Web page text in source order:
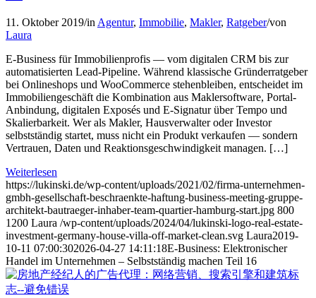
11. Oktober 2019/in Agentur, Immobilie, Makler, Ratgeber/von
Laura
E-Business für Immobilienprofis — vom digitalen CRM bis zur
automatisierten Lead-Pipeline. Während klassische Gründerratgeber
bei Onlineshops und WooCommerce stehenbleiben, entscheidet im
Immobiliengeschäft die Kombination aus Maklersoftware, Portal-
Anbindung, digitalen Exposés und E-Signatur über Tempo und
Skalierbarkeit. Wer als Makler, Hausverwalter oder Investor
selbstständig startet, muss nicht ein Produkt verkaufen — sondern
Vertrauen, Daten und Reaktionsgeschwindigkeit managen. […]
Weiterlesen
https://lukinski.de/wp-content/uploads/2021/02/firma-unternehmen-
gmbh-gesellschaft-beschraenkte-haftung-business-meeting-gruppe-
architekt-bautraeger-inhaber-team-quartier-hamburg-start.jpg 800
1200 Laura /wp-content/uploads/2024/04/lukinski-logo-real-estate-
investment-germany-house-villa-off-market-clean.svg Laura2019-
10-11 07:00:302026-04-27 14:11:18E-Business: Elektronischer
Handel im Unternehmen – Selbstständig machen Teil 16